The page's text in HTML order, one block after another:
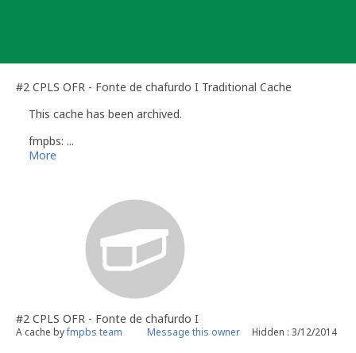
#2 CPLS OFR - Fonte de chafurdo I Traditional Cache
This cache has been archived.
fmpbs: ...
More
#2 CPLS OFR - Fonte de chafurdo I
A cache byfmpbs team Message this owner Hidden : 3/12/2014